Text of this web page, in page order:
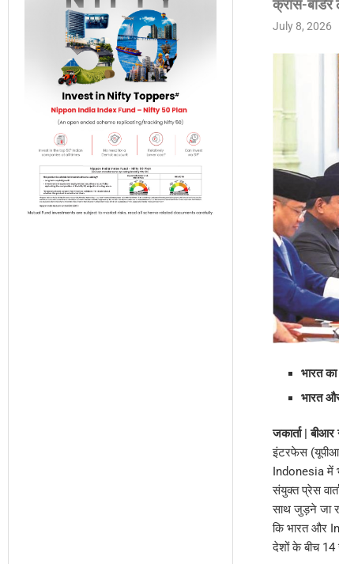
क्रॉस-बॉर्डर
July 8, 2026
भारत
भारत
जकार्ता |
इंटरफेस
Indonesia में
संयुक्त प्रेस
साथ जुड़ने जा
कि भारत और
देशों के बीच 14